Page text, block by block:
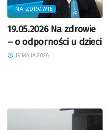
NA ZDROWIE
19.05.2026 Na zdrowie
– o odporności u dzieci
19 MAJA 2026